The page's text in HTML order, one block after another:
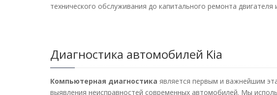
технического обслуживания до капитального ремонта двигателя
Диагностика автомобилей Kia
Компьютерная диагностика является первым и важнейшим
выявления неисправностей современных автомобилей. Мы